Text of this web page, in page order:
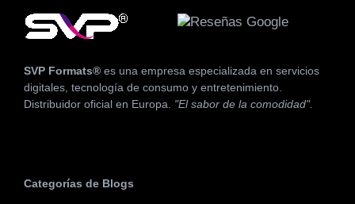
SVP Formats® es una empresa especializada en servicios
digitales, tecnología de consumo y entretenimiento.
Distribuidor oficial en Europa. "El sabor de la comodidad".
Categorías de Blogs